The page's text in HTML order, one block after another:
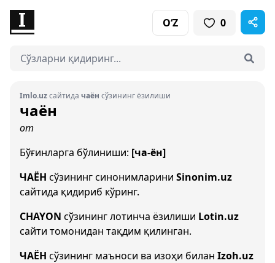
O‘Z 0
Imlo.uzсайтида чаён сўзининг ёзилиши
чаён
от
Бўғинларга бўлиниши: [ча-ён]
ЧАЁН сўзининг синонимларини Sinonim.uz
сайтида қидириб кўринг.
CHAYON сўзининг лотинча ёзилиши Lotin.uz
сайти томонидан тақдим қилинган.
ЧАЁН сўзининг маъноси ва изоҳи билан Izoh.uz